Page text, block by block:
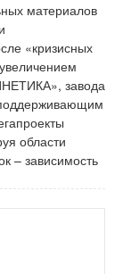
материалов
«кризисных
завода
области
– зависимость